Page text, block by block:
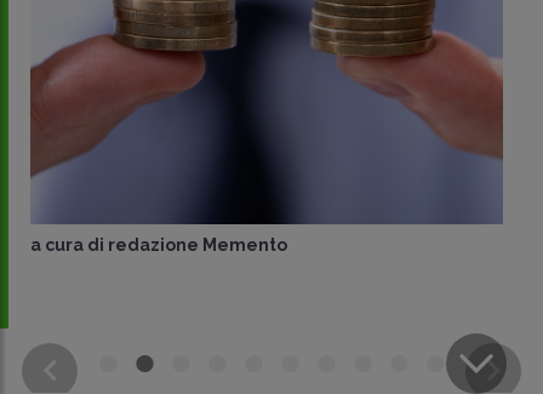
CONDIVIDI
a cura di redazione Memento